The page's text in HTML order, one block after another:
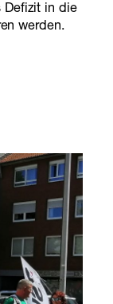
Defizit in die
werden.